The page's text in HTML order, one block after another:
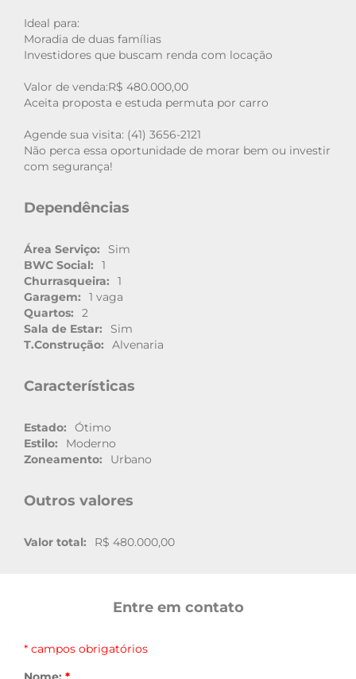
Ideal para:
Moradia de duas famílias
Investidores que buscam renda com locação
Valor de venda:R$ 480.000,00
Aceita proposta e estuda permuta por carro
Agende sua visita: (41) 3656-2121
Não perca essa oportunidade de morar bem ou investir
com segurança!
Dependências
Área Serviço:
Sim
BWC Social:
1
Churrasqueira:
1
Garagem:
1 vaga
Quartos:
2
Sala de Estar:
Sim
T.Construção:
Alvenaria
Características
Estado:
Ótimo
Estilo:
Moderno
Zoneamento:
Urbano
Outros valores
Valor total: R$ 480.000,00
Entre em contato
* campos obrigatórios